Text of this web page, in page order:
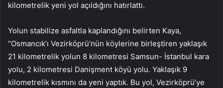
kilometrelik yeni yol açıldığını hatırlattı.
Yolun stabilize asfaltla kaplandığını belirten Kaya,
“Osmancık’ı Vezirköprü’nün köylerine birleştiren yaklaşık
21 kilometrelik yolun 8 kilometresi Samsun- İstanbul kara
yolu, 2 kilometresi Danişment köyü yolu. Yaklaşık 9
kilometrelik kısmını da yeni yaptık. Bu yol, Vezirköprü’ye